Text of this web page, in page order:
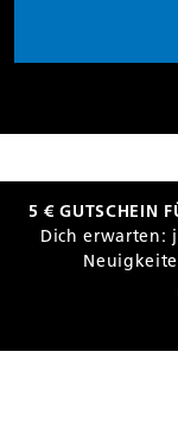
5 € GUTSCHEIN
Dich erwarten: